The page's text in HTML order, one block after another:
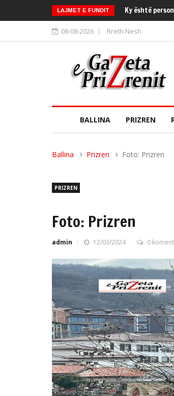
LAJMET E FUNDIT Ky është
08-08-2026 Rreth Nesh
BALLINA PRIZREN
Ballina Prizren Foto: Prizren
PRIZREN
Foto: Prizren
admin 12/03/2024 0